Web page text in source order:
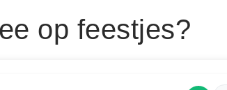
op feestjes?